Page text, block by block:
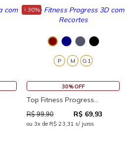
↓ 30%
P G1
M
30%OFF
Top Fitness Progress...
R$ 99,90 R$ 69,93
ou 3x de R$ 23,31 s/ juros